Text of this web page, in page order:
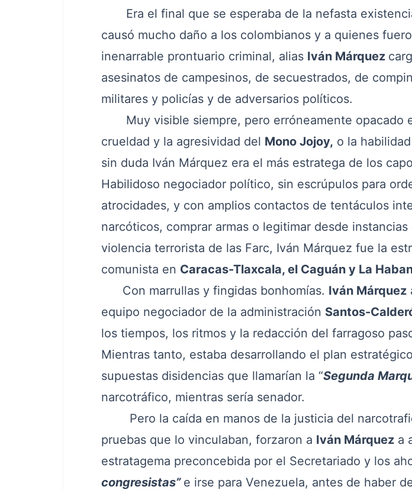
Era el final que se esperaba de la nefasta
causó mucho daño a los colombianos y a quienes
inenarrable prontuario criminal, alias Iván Márquez
asesinatos de campesinos, de secuestrados, de
militares y policías y de adversarios políticos.
Muy visible siempre, pero erróneamente opacado
crueldad y la agresividad del Mono Jojoy, o la
sin duda Iván Márquez era el más estratega de los
Habilidoso negociador político, sin escrúpulos para
atrocidades, y con amplios contactos de tentáculos
narcóticos, comprar armas o legitimar desde
violencia terrorista de las Farc, Iván Márquez fue la
comunista en Caracas-Tlaxcala, el Caguán y La
Con marrullas y fingidas bonhomías. Iván Márquez
equipo negociador de la administración Santos-
los tiempos, los ritmos y la redacción del farragoso
Mientras tanto, estaba desarrollando el plan
supuestas disidencias que llamarían la “Segunda
narcotráfico, mientras sería senador.
Pero la caída en manos de la justicia del
pruebas que lo vinculaban, forzaron a Iván Márqueza
estratagema preconcebida por el Secretariado y los
congresistas” e irse para Venezuela, antes de haber